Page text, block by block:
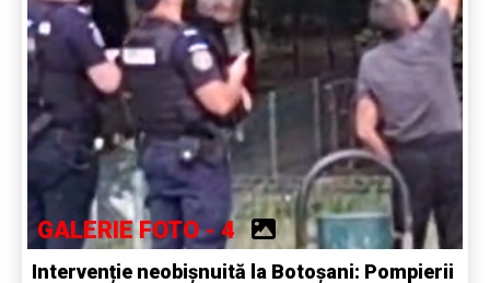
GALERIE FOTO - 4
Intervenție neobișnuită la Botoșani: Pompierii